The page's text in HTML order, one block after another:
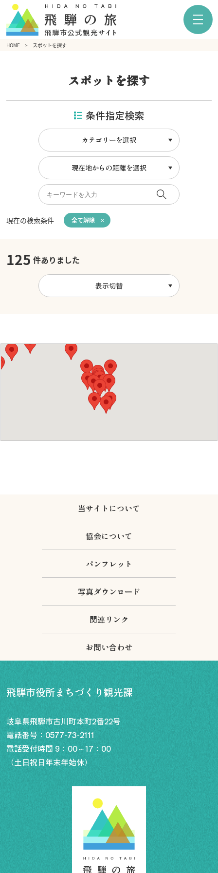
HOME スポットを探す
スポットを探す
条件指定検索
カテゴリーを選択
現在地からの距離を選択
現在の検索条件 全て解除
125 件ありました
表示切替
当サイトについて
協会について
パンフレット
写真ダウンロード
関連リンク
お問い合わせ
飛騨市役所まちづくり観光課
岐阜県飛騨市古川町本町2番22号
電話番号： 0577-73-2111
電話受付時間 9：00～17：00
（土日祝日年末年始休）